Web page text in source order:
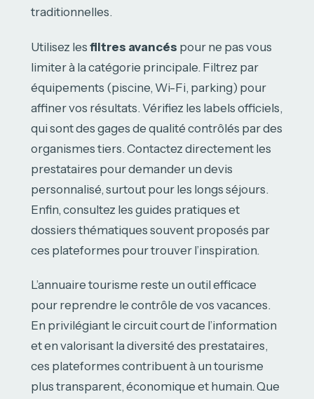
traditionnelles.
Utilisez les filtres avancés pour ne pas vous
limiter à la catégorie principale. Filtrez par
équipements (piscine, Wi-Fi, parking) pour
affiner vos résultats. Vérifiez les labels officiels,
qui sont des gages de qualité contrôlés par des
organismes tiers. Contactez directement les
prestataires pour demander un devis
personnalisé, surtout pour les longs séjours.
Enfin, consultez les guides pratiques et
dossiers thématiques souvent proposés par
ces plateformes pour trouver l’inspiration.
L’annuaire tourisme reste un outil efficace
pour reprendre le contrôle de vos vacances.
En privilégiant le circuit court de l’information
et en valorisant la diversité des prestataires,
ces plateformes contribuent à un tourisme
plus transparent, économique et humain. Que